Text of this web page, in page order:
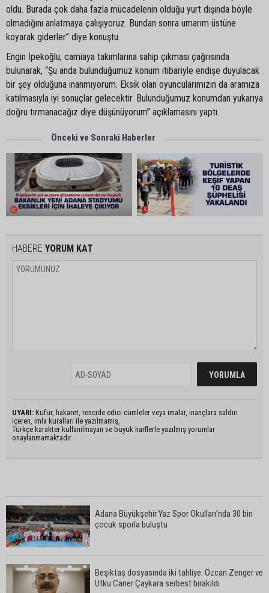
oldu. Burada çok daha fazla mücadelenin olduğu yurt dışında böyle
olmadığını anlatmaya çalışıyoruz. Bundan sonra umarım üstüne
koyarak giderler” diye konuştu.
Engin İpekoğlu, camiaya takımlarına sahip çıkması çağrısında
bulunarak, “Şu anda bulunduğumuz konum itibariyle endişe duyulacak
bir şey olduğuna inanmıyorum. Eksik olan oyuncularımızın da aramıza
katılmasıyla iyi sonuçlar gelecektir. Bulunduğumuz konumdan yukarıya
doğru tırmanacağız diye düşünüyorum” açıklamasını yaptı.
Önceki ve Sonraki Haberler
HABERE YORUM KAT
UYARI: Küfür, hakaret, rencide edici cümleler veya imalar, inançlara saldırı
içeren, imla kuralları ile yazılmamış,
Türkçe karakter kullanılmayan ve büyük harflerle yazılmış yorumlar
onaylanmamaktadır.
Adana Büyükşehir Yaz Spor Okulları’nda 30 bin
çocuk sporla buluştu
Beşiktaş dosyasında iki tahliye: Özcan Zenger ve
Utku Caner Çaykara serbest bırakıldı